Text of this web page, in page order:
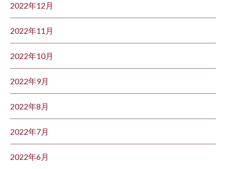
2022年12月
2022年11月
2022年10月
2022年9月
2022年8月
2022年7月
2022年6月